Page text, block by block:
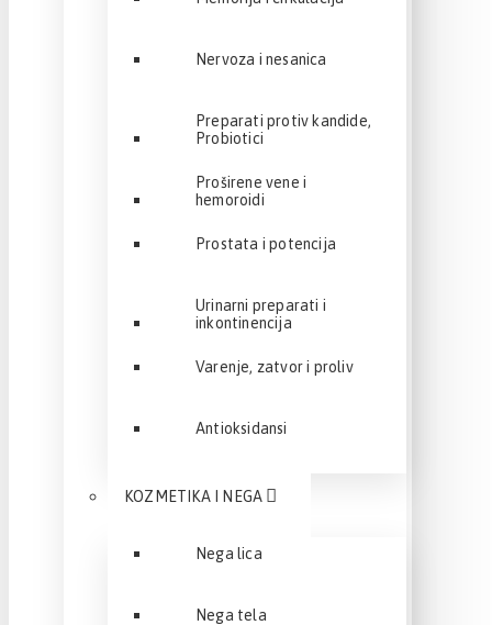
Nervoza i nesanica
Preparati protiv kandide,
Probiotici
Proširene vene i
hemoroidi
Prostata i potencija
Urinarni preparati i
inkontinencija
Varenje, zatvor i proliv
Antioksidansi
KOZMETIKA I NEGA
Nega lica
Nega tela